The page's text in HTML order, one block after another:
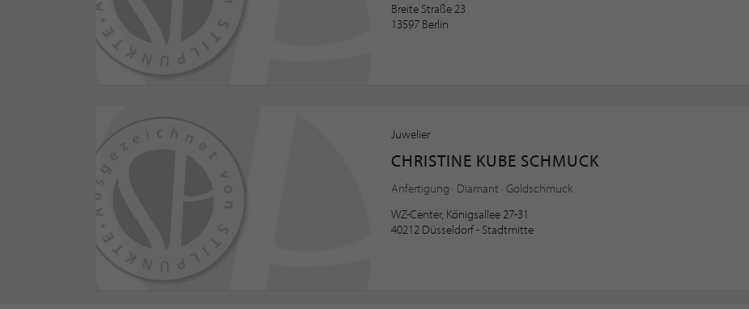
Breite Straße 23
13597 Berlin
Juwelier
CHRISTINE KUBE SCHMUCK
Anfertigung · Diamant · Goldschmuck
WZ-Center, Königsallee 27-31
40212 Düsseldorf - Stadtmitte